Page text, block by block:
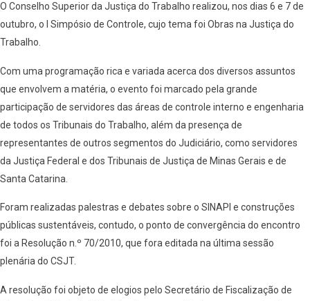
O Conselho Superior da Justiça do Trabalho realizou, nos dias 6 e 7 de
outubro, o I Simpósio de Controle, cujo tema foi Obras na Justiça do
Trabalho.
Com uma programação rica e variada acerca dos diversos assuntos
que envolvem a matéria, o evento foi marcado pela grande
participação de servidores das áreas de controle interno e engenharia
de todos os Tribunais do Trabalho, além da presença de
representantes de outros segmentos do Judiciário, como servidores
da Justiça Federal e dos Tribunais de Justiça de Minas Gerais e de
Santa Catarina.
Foram realizadas palestras e debates sobre o SINAPI e construções
públicas sustentáveis, contudo, o ponto de convergência do encontro
foi a Resolução n.º 70/2010, que fora editada na última sessão
plenária do CSJT.
A resolução foi objeto de elogios pelo Secretário de Fiscalização de